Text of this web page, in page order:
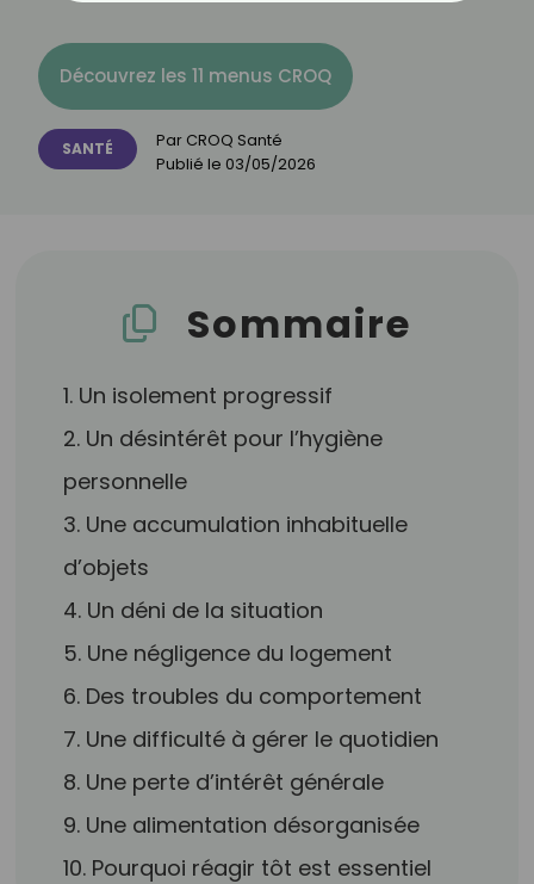
Découvrez les 11 menus CROQ
SANTÉ Par CROQ Santé
Publié le 03/05/2026
Sommaire
1. Un isolement progressif
2. Un désintérêt pour l’hygiène
personnelle
3. Une accumulation inhabituelle
d’objets
4. Un déni de la situation
5. Une négligence du logement
6. Des troubles du comportement
7. Une difficulté à gérer le quotidien
8. Une perte d’intérêt générale
9. Une alimentation désorganisée
10. Pourquoi réagir tôt est essentiel